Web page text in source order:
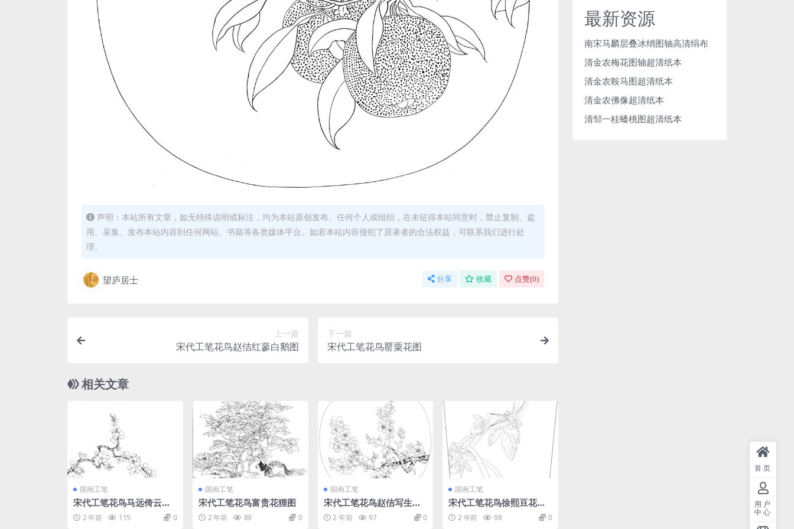
声明：本站所有文章，如无特殊说明或标注，均为本站原创发布。任何个人或组织，在未征得本站同意时，禁止复制、盗
用、采集、发布本站内容到任何网站、书籍等各类媒体平台。如若本站内容侵犯了原著者的合法权益，可联系我们进行处
理。
望庐居士 分享 收藏 点赞(0)
上一篇
宋代工笔花鸟赵佶红蓼白鹅图
下一篇
宋代工笔花鸟罂粟花图
相关文章
国画工笔
宋代工笔花鸟马远倚云仙
杏图2 年前 115 0
国画工笔
宋代工笔花鸟富贵花狸图
2 年前 89 0
国画工笔
宋代工笔花鸟赵佶写生杏
花 2 年前 97 0
国画工笔
宋代工笔花鸟徐熙豆花蜻
蜓图2 年前 98 0
最新资源
南宋马麟层叠冰绡图轴高清绢布
清金农梅花图轴超清纸本
清金农鞍马图超清纸本
清金农佛像超清纸本
清邹一桂蟠桃图超清纸本
首页
用户
中心